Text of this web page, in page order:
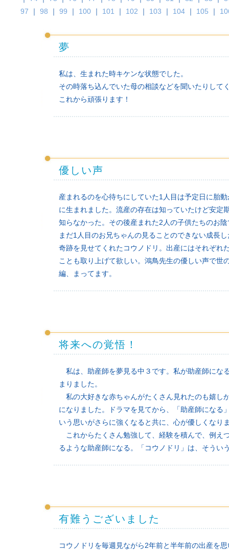
97 ｜ 98 ｜ 99 ｜ 100 ｜ 101 ｜ 102 ｜ 103 ｜ 104 ｜ 105 ｜
夢
私は、生まれた時キケンな状態でした。
その時落ち込んでいた母の相談などを聞いたりして
これから頑張ります！
優しい声
産まれるのを心待ちにしていた1人目は予定日に胎
に生まれました。流産の存在は知っていたけど安定
知らなかった。その後産まれた2人の子供たちのお
まだ1人目のお兄ちゃんの見ることのできない成長
奇跡を見せてくれたコウノドリ。出産にはそれぞれ
ことも取り上げて欲しい。鴻鳥先生の優しい声で
編、まってます。
将来への覚悟！
私は、助産師を夢見る中３です。私が助産師にな
まりました。
私の大好きな赤ちゃんがたくさん見れたのも嬉し
になりました。ドラマを見てから、「助産師になる
いう思いがさらに強くなると共に、心が優しくなり
これからたくさん勉強して、経験を積んで、例え
るような助産師になる。「コウノドリ」は、そうい
有難うございました
コウノドリを毎週見ながら2年前と半年前の出産を